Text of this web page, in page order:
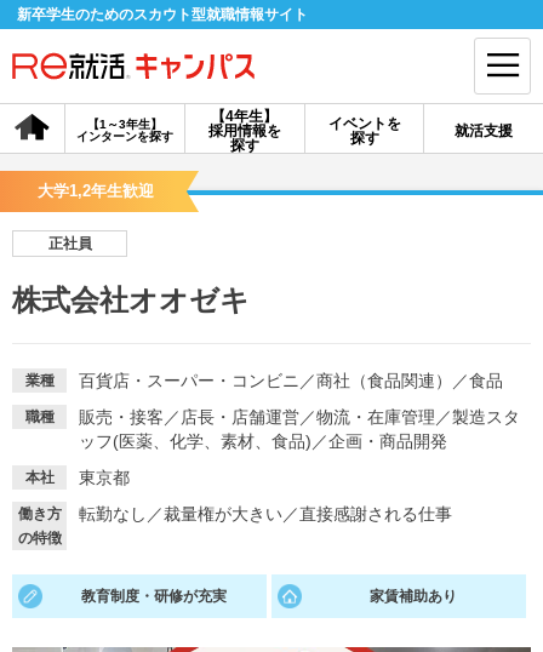
新卒学生のためのスカウト型就職情報サイト
【4年生】
採用情報を
探す
【1～3年生】
インターンを探す
イベントを
探す
就活支援
会員登録 ログイン
探す
イベントを探す スカウト お知らせ
就活ノウハウ・サポート
就活支援
就活ノウハウが満載！
就活コラム
お役立ち記事・相談室など
大学1,2年生歓迎
正社員
株式会社オオゼキ
業種 百貨店・スーパー・コンビニ ／商社（食品関連） ／食品
職種 販売・接客 ／ 店長・店舗運営／物流・在庫管理 ／製造スタ
ッフ(医薬、化学、素材、食品) ／企画・商品開発
本社 東京都
働き方
の特徴
転勤なし ／裁量権が大きい／直接感謝される仕事
教育制度・研修が充実 家賃補助あり